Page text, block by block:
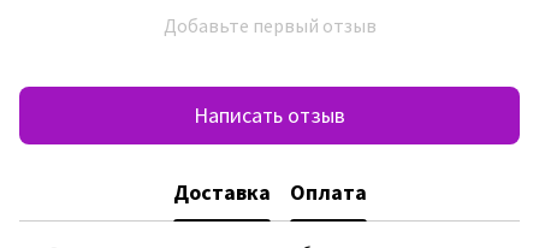
Добавьте первый отзыв
Написать отзыв
Доставка Оплата